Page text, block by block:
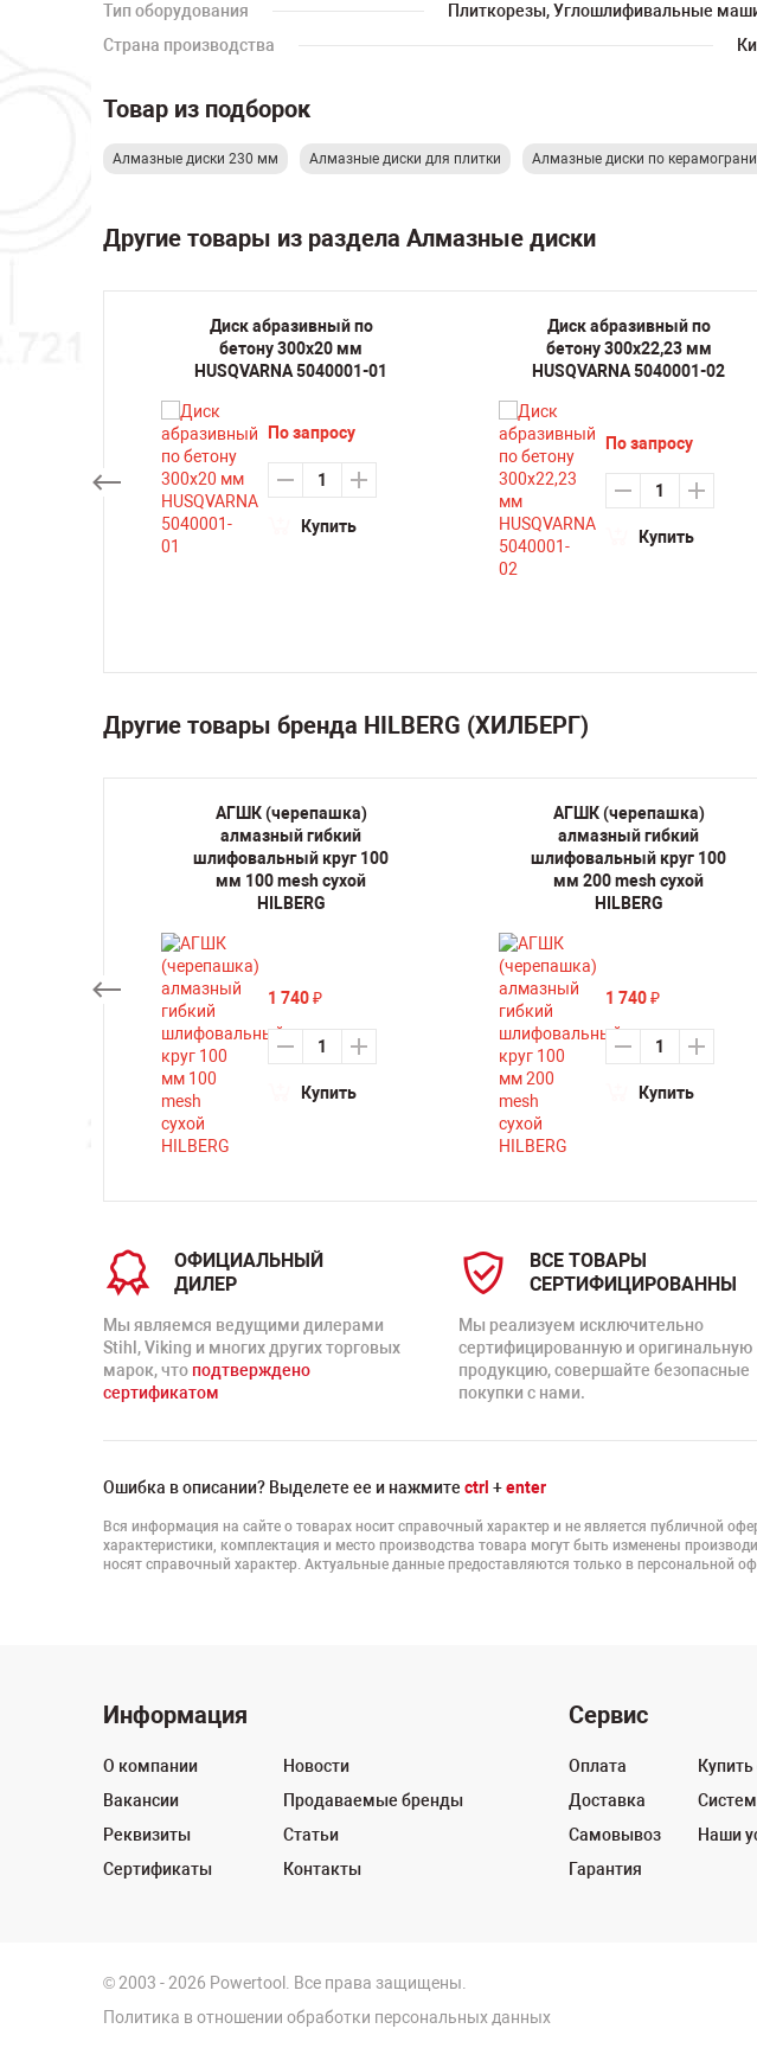
Тип оборудования
Плиткорезы, Углошлифивальные
Страна производства
Товар из подборок
Алмазные диски 230 мм Алмазные диски для плитки Алмазные диски по
Другие товары из раздела Алмазные диски
Диск абразивный по
бетону 300х20 мм
HUSQVARNA 5040001-01
По запросу
Купить
Диск абразивный по
бетону 300х22,23 мм
HUSQVARNA 5040001-02
По запросу
Купить
Другие товары бренда HILBERG (ХИЛБЕРГ)
АГШК (черепашка)
алмазный гибкий
шлифовальный круг 100
мм 100 mesh сухой
HILBERG
1 740 ₽
Купить
АГШК (черепашка)
алмазный гибкий
шлифовальный круг 100
мм 200 mesh сухой
HILBERG
1 740 ₽
Купить
ОФИЦИАЛЬНЫЙ
ДИЛЕР
Мы являемся ведущими дилерами
Stihl, Viking и многих других торговых
марок, что подтверждено
сертификатом
ВСЕ ТОВАРЫ
СЕРТИФИЦИРОВАННЫ
Мы реализуем исключительно
сертифицированную и оригинальную
продукцию, совершайте безопасные
покупки с нами.
Ошибка в описании? Выделете ее и нажмите ctrl +enter
Вся информация на сайте о товарах носит справочный характер и не является публичной
характеристики, комплектация и место производства товара могут быть изменены
носят справочный характер. Актуальные данные предоставляются только в персональной
Информация
О компании
Вакансии
Реквизиты
Сертификаты
Новости
Продаваемые бренды
Статьи
Контакты
Сервис
Оплата
Доставка
Самовывоз
Гарантия
Наши
© 2003 - 2026 Powertool. Все права защищены.
Политика в отношении обработки персональных данных